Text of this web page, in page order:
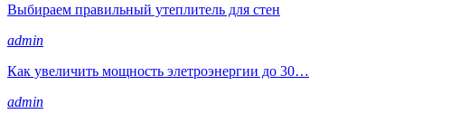
Выбираем правильный утеплитель для стен
admin
Как увеличить мощность элетроэнергии до 30…
admin